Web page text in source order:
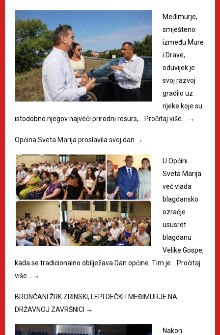
Međimurje,
smješteno
između Mure
i Drave,
oduvijek je
svoj razvoj
gradilo uz
rijeke koje su
istodobno njegov najveći prirodni resurs,…
Pročitaj više… →
Općina Sveta Marija proslavila svoj dan →
U Općini
Sveta Marija
već vlada
blagdansko
ozračje
ususret
blagdanu
Velike Gospe,
kada se tradicionalno obilježava Dan općine. Tim je…
Pročitaj
više…
→
BRONČANI ŽRK ZRINSKI, LEPI DEČKI I MEĐIMURJE NA
DRŽAVNOJ ZAVRŠNICI →
Nakon